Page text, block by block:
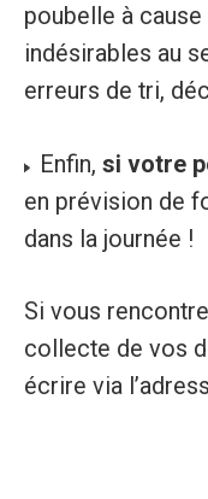
poubelle à
indésirables au
erreurs de tri,
Enfin, si votre
en prévision de
dans la journée !
Si vous
collecte de vos
écrire via